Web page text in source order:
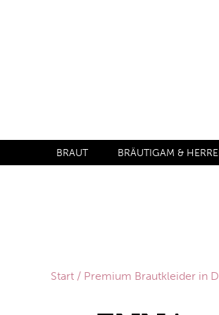
BRAUT BRÄUTIGAM &
Start / Premium Brautkleider in